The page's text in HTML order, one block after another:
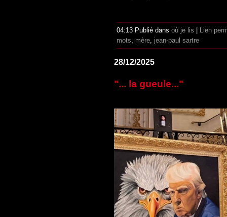
04:13 Publié dans où je lis
Lien
mots
mère jean-paul sartre
28/12/2025
"... la gueule..."